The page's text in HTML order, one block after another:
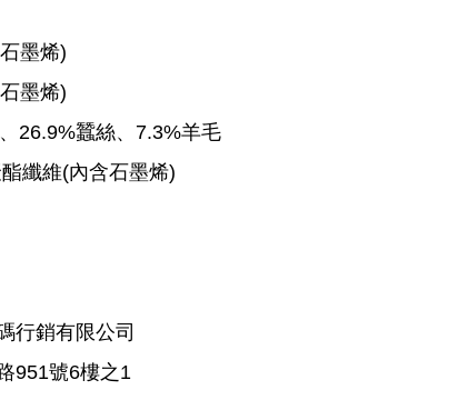
墨烯)
墨烯)
26.9%蠶絲、7.3%羊毛
纖維(內含石墨烯)
行銷有限公司
951號6樓之1